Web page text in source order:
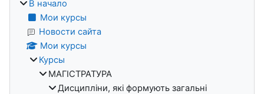
В начало
Мои курсы
Новости сайта
Мои курсы
Курсы
МАГІСТРАТУРА
Дисципліни, які формують загальні